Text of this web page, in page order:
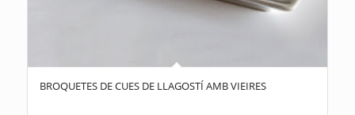
BROQUETES DE CUES DE LLAGOSTÍ AMB VIEIRES